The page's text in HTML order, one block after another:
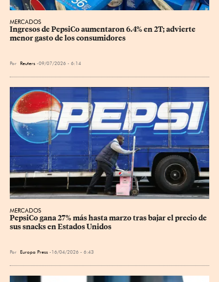
MERCADOS
Ingresos de PepsiCo aumentaron 6.4% en 2T; advierte
menor gasto de los consumidores
Por Reuters 09/07/2026 - 6:14
MERCADOS
PepsiCo gana 27% más hasta marzo tras bajar el precio de
sus snacks en Estados Unidos
Por Europa Press 16/04/2026 - 6:43